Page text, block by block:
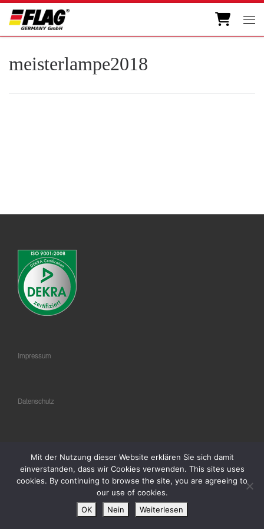
Zum Inhalt springen
meisterlampe2018
Impressum
Datenschutz
® FLAG Germany GmbH – Alle Rechte vorbehalten
Mit der Nutzung dieser Website erklären Sie sich damit
einverstanden, dass wir Cookies verwenden. This sites uses
cookies. By continuing to browse the site, you are agreeing to
our use of cookies.
OK
Nein Weiterlesen